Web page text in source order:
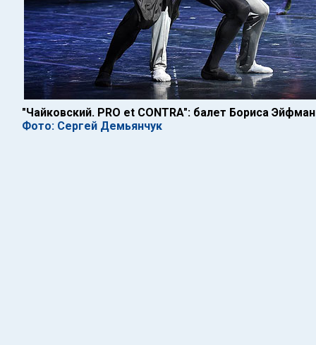
"Чайковский. PRO et CONTRA": балет Бориса
Фото: Сергей Демьянчук